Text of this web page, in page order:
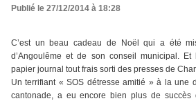
Publié le 27/12/2014 à 18:28
C’est un beau cadeau de Noël qui a été
d’Angoulême et de son conseil municipal.
papier journal tout frais sorti des presses de
Un terrifiant « SOS détresse amitié » à la une
cantonade, a eu encore bien plus de succès